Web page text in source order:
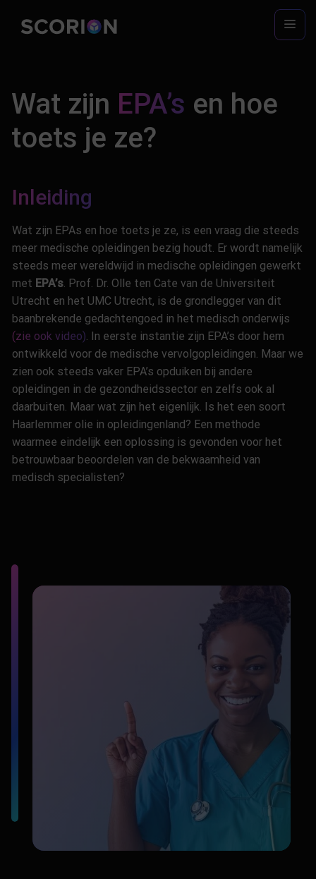
Wat zijn EPA’s en hoe
toets je ze?
Inleiding
Wat zijn EPAs en hoe toets je ze, is een vraag die steeds
meer medische opleidingen bezig houdt. Er wordt namelijk
steeds meer wereldwijd in medische opleidingen gewerkt
met EPA’s. Prof. Dr. Olle ten Cate van de Universiteit
Utrecht en het UMC Utrecht, is de grondlegger van dit
baanbrekende gedachtengoed in het medisch onderwijs
(zie ook video). In eerste instantie zijn EPA’s door hem
ontwikkeld voor de medische vervolgopleidingen. Maar we
zien ook steeds vaker EPA’s opduiken bij andere
opleidingen in de gezondheidssector en zelfs ook al
daarbuiten. Maar wat zijn het eigenlijk. Is het een soort
Haarlemmer olie in opleidingenland? Een methode
waarmee eindelijk een oplossing is gevonden voor het
betrouwbaar beoordelen van de bekwaamheid van
medisch specialisten?